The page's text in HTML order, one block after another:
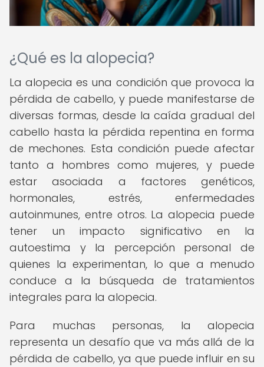
¿Qué es la alopecia?
La alopecia es una condición que provoca la
pérdida de cabello, y puede manifestarse de
diversas formas, desde la caída gradual del
cabello hasta la pérdida repentina en forma
de mechones. Esta condición puede afectar
tanto a hombres como mujeres, y puede
estar asociada a factores genéticos,
hormonales, estrés, enfermedades
autoinmunes, entre otros. La alopecia puede
tener un impacto significativo en la
autoestima y la percepción personal de
quienes la experimentan, lo que a menudo
conduce a la búsqueda de tratamientos
integrales para la alopecia.
Para muchas personas, la alopecia
representa un desafío que va más allá de la
pérdida de cabello, ya que puede influir en su